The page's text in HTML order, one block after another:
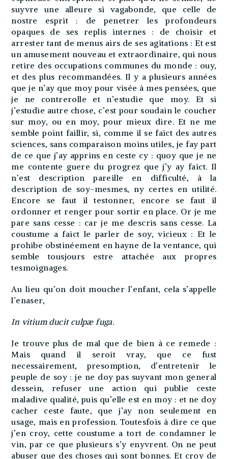
suyvre une alleure si vagabonde, que celle de
nostre esprit : de penetrer les profondeurs
opaques de ses replis internes : de choisir et
arrester tant de menus airs de ses agitations : Et est
un amusement nouveau et extraordinaire, qui nous
retire des occupations communes du monde : ouy,
et des plus recommandées. Il y a plusieurs années
que je n’ay que moy pour visée à mes pensées, que
je ne contrerolle et n’estudie que moy. Et si
j’estudie autre chose, c’est pour soudain le coucher
sur moy, ou en moy, pour mieux dire. Et ne me
semble point faillir, si, comme il se faict des autres
sciences, sans comparaison moins utiles, je fay part
de ce que j’ay apprins en ceste cy : quoy que je ne
me contente guere du progrez que j’y ay faict. Il
n’est description pareille en difficulté, à la
description de soy-mesmes, ny certes en utilité.
Encore se faut il testonner, encore se faut il
ordonner et renger pour sortir en place. Or je me
pare sans cesse : car je me descris sans cesse. La
coustume a faict le parler de soy, vicieux : Et le
prohibe obstinéement en hayne de la ventance, qui
semble tousjours estre attachée aux propres
tesmoignages.
Au lieu qu’on doit moucher l’enfant, cela s’appelle
l’enaser,
In vitium ducit culpæ fuga.
Je trouve plus de mal que de bien à ce remede :
Mais quand il seroit vray, que ce fust
necessairement, presomption, d’entretenir le
peuple de soy : je ne doy pas suyvant mon general
dessein, refuser une action qui publie ceste
maladive qualité, puis qu’elle est en moy : et ne doy
cacher ceste faute, que j’ay non seulement en
usage, mais en profession. Toutesfois à dire ce que
j’en croy, cette coustume a tort de condamner le
vin, par ce que plusieurs s’y enyvrent. On ne peut
abuser que des choses qui sont bonnes. Et croy de